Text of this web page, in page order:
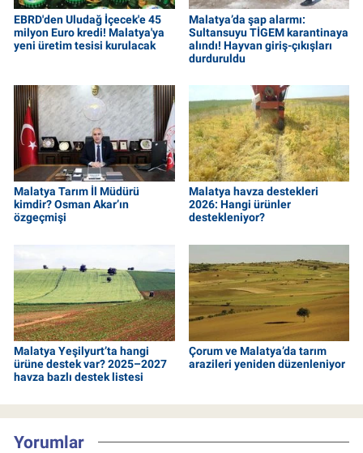
EBRD'den Uludağ İçecek'e 45
milyon Euro kredi! Malatya'ya
yeni üretim tesisi kurulacak
Malatya’da şap alarmı:
Sultansuyu TİGEM karantinaya
alındı! Hayvan giriş-çıkışları
durduruldu
Malatya Tarım İl Müdürü
kimdir? Osman Akar’ın
özgeçmişi
Malatya havza destekleri
2026: Hangi ürünler
destekleniyor?
Malatya Yeşilyurt’ta hangi
ürüne destek var? 2025–2027
havza bazlı destek listesi
Çorum ve Malatya’da tarım
arazileri yeniden düzenleniyor
Yorumlar